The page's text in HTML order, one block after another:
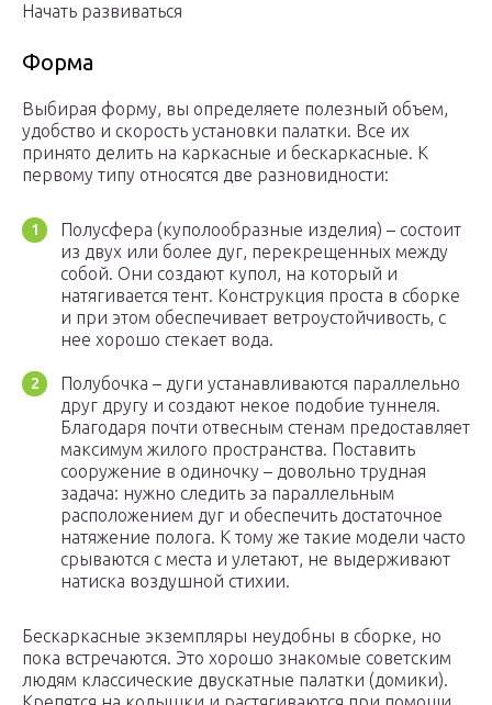
Начать развиваться
Форма
Выбирая форму, вы определяете полезный объем,
удобство и скорость установки палатки. Все их
принято делить на каркасные и бескаркасные. К
первому типу относятся две разновидности:
Полусфера (куполообразные изделия) – состоит
из двух или более дуг, перекрещенных между
собой. Они создают купол, на который и
натягивается тент. Конструкция проста в сборке
и при этом обеспечивает ветроустойчивость, с
нее хорошо стекает вода.
Полубочка – дуги устанавливаются параллельно
друг другу и создают некое подобие туннеля.
Благодаря почти отвесным стенам предоставляет
максимум жилого пространства. Поставить
сооружение в одиночку – довольно трудная
задача: нужно следить за параллельным
расположением дуг и обеспечить достаточное
натяжение полога. К тому же такие модели часто
срываются с места и улетают, не выдерживают
натиска воздушной стихии.
Бескаркасные экземпляры неудобны в сборке, но
пока встречаются. Это хорошо знакомые советским
людям классические двускатные палатки (домики).